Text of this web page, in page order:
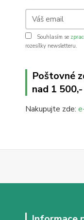
Souhlasím se
rozesílky newsletteru.
Poštovné
nad 1
Nakupujte zde: